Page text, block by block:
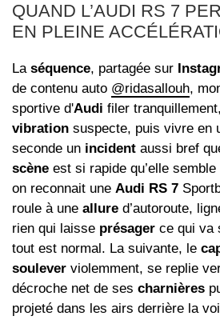
QUAND L’AUDI RS 7
EN PLEINE
La séquence, partagée sur
de contenu auto @ridasallouh,
sportive d'Audi filer
vibration suspecte, puis vivre en
seconde un incident aussi bref
scène est si rapide qu’elle
on reconnait une Audi RS 7
roule à une allure d’autoroute,
rien qui laisse présager ce qui va
tout est normal. La suivante, le
soulever violemment, se replie
décroche net de ses charnières
projeté dans les airs derrière la